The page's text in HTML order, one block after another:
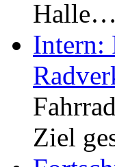
Halle…
Intern:
Ziel